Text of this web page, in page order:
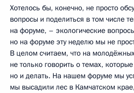
Хотелось бы, конечно, не просто
вопросы и поделиться в том числе
на форуме, – экологические
но на форуме эту неделю мы не
В целом считаем, что на
не только говорить о темах,
но и делать. На нашем форуме мы
мы высадили лес в Камчатском